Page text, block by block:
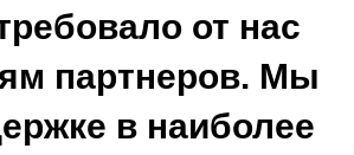
от нас
партнеров. Мы
в наиболее